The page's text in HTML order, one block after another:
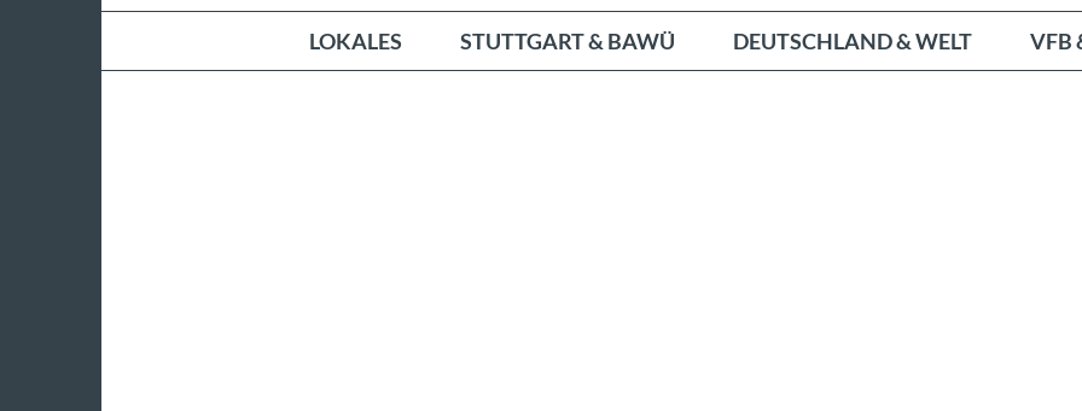
LOKALES STUTTGART & BAWÜ DEUTSCHLAND & WELT VFB